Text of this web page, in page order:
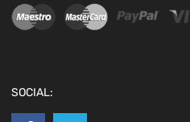
SOCIAL: